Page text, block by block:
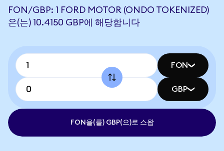
FON/GBP: 1 FORD MOTOR (ONDO TOKENIZED)
은(는) 10.4150 GBP에 해당합니다
FON
GBP
FON을(를) GBP(으)로 스왑